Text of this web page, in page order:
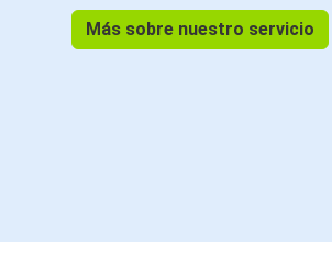
Más sobre nuestro servicio